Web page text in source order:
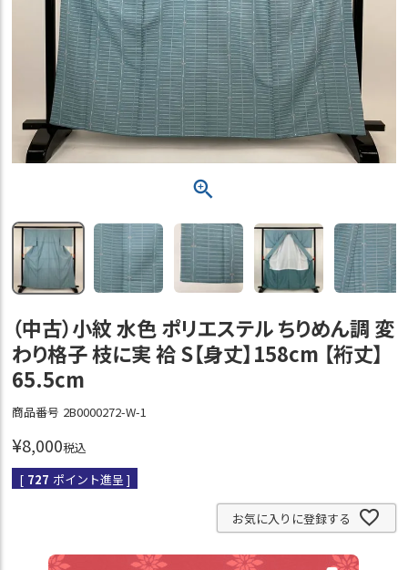
（中古）小紋 水色 ポリエステル ちりめん調 変
わり格子 枝に実 袷 S【身丈】158cm 【裄丈】
65.5cm
商品番号 2B0000272-W-1
¥8,000税込
[ 727 ポイント進呈 ]
お気に入りに登録する